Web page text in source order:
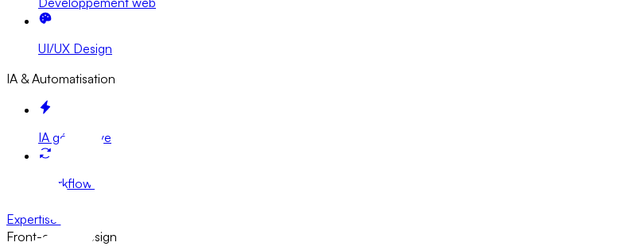
UI/UX Design
IA & Automatisation
IA générative
Workflow n8n
Expertises
Front-end & Design